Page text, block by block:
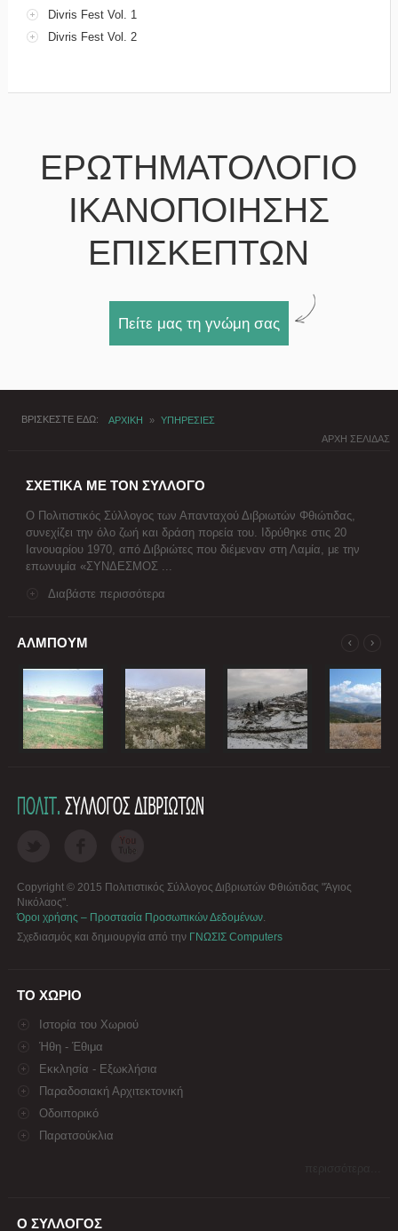
Divris Fest Vol. 1
Divris Fest Vol. 2
ΕΡΩΤΗΜΑΤΟΛΟΓΙΟ
ΙΚΑΝΟΠΟΙΗΣΗΣ
ΕΠΙΣΚΕΠΤΩΝ
Πείτε μας τη γνώμη σας
ΒΡΙΣΚΕΣΤΕ ΕΔΩ ΑΡΧΙΚΗ » ΥΠΗΡΕΣΙΕΣ
ΑΡΧΗ ΣΕΛΙΔΑΣ
ΣΧΕΤΙΚΑ ΜΕ ΤΟΝ ΣΥΛΛΟΓΟ
Ο Πολιτιστικός Σύλλογος των Απανταχού Διβριωτών Φθιώτιδας,
συνεχίζει την όλο ζωή και δράση πορεία του. Ιδρύθηκε στις 20
Ιανουαρίου 1970, από Διβριώτες που διέμεναν στη Λαμία, με την
επωνυμία «ΣΥΝΔΕΣΜΟΣ ...
Διαβάστε περισσότερα
ΑΛΜΠΟΥΜ
Copyright © 2015 Πολιτιστικός Σύλλογος Διβριωτών Φθιώτιδας "Άγιος
Νικόλαος".
Όροι χρήσης – Προστασία Προσωπικών Δεδομένων.
Σχεδιασμός και δημιουργία από την ΓΝΩΣΙΣ Computers
ΤΟ ΧΩΡΙΟ
Ιστορία του Χωριού
Ήθη - Έθιμα
Εκκλησία - Εξωκλήσια
Παραδοσιακή Αρχιτεκτονική
Οδοιπορικό
Παρατσούκλια
Ο ΣΥΛΛΟΓΟΣ